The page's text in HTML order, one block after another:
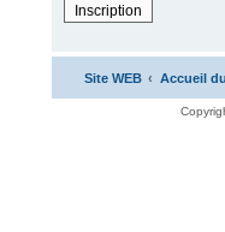
Inscription
Site WEB Accueil